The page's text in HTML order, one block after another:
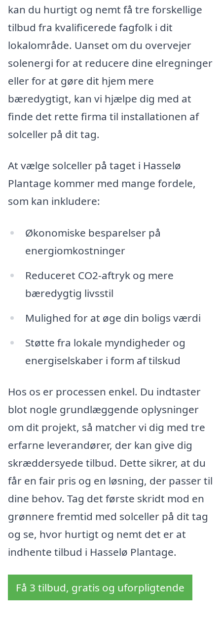
kan du hurtigt og nemt få tre forskellige
tilbud fra kvalificerede fagfolk i dit
lokalområde. Uanset om du overvejer
solenergi for at reducere dine elregninger
eller for at gøre dit hjem mere
bæredygtigt, kan vi hjælpe dig med at
finde det rette firma til installationen af
solceller på dit tag.
At vælge solceller på taget i Hasselø
Plantage kommer med mange fordele,
som kan inkludere:
Økonomiske besparelser på
energiomkostninger
Reduceret CO2-aftryk og mere
bæredygtig livsstil
Mulighed for at øge din boligs værdi
Støtte fra lokale myndigheder og
energiselskaber i form af tilskud
Hos os er processen enkel. Du indtaster
blot nogle grundlæggende oplysninger
om dit projekt, så matcher vi dig med tre
erfarne leverandører, der kan give dig
skræddersyede tilbud. Dette sikrer, at du
får en fair pris og en løsning, der passer til
dine behov. Tag det første skridt mod en
grønnere fremtid med solceller på dit tag
og se, hvor hurtigt og nemt det er at
indhente tilbud i Hasselø Plantage.
Få 3 tilbud, gratis og uforpligtende